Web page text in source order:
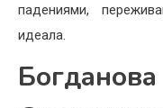
падениями,
идеала.